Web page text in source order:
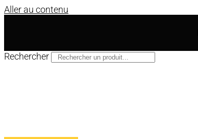
Aller au contenu
Rechercher